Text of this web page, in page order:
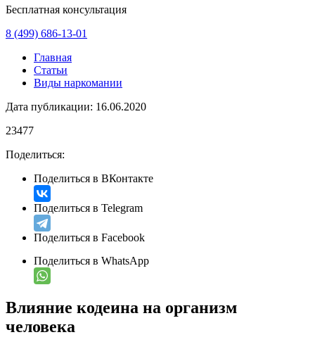
Бесплатная консультация
8 (499) 686-13-01
Главная
Статьи
Виды наркомании
Дата публикации: 16.06.2020
23477
Поделиться:
Поделиться в ВКонтакте
Поделиться в Telegram
Поделиться в Facebook
Поделиться в WhatsApp
Влияние кодеина на организм
человека